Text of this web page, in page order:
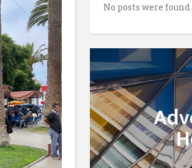
No posts were found.